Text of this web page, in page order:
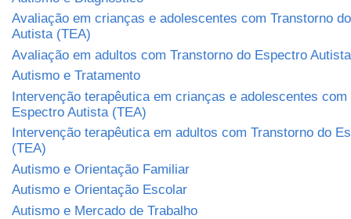
Avaliação em crianças e adolescentes com Transtorno
Autista (TEA)
Avaliação em adultos com Transtorno do Espectro
Autismo e Tratamento
Intervenção terapêutica em crianças e adolescentes com
Espectro Autista (TEA)
Intervenção terapêutica em adultos com Transtorno do
(TEA)
Autismo e Orientação Familiar
Autismo e Orientação Escolar
Autismo e Mercado de Trabalho